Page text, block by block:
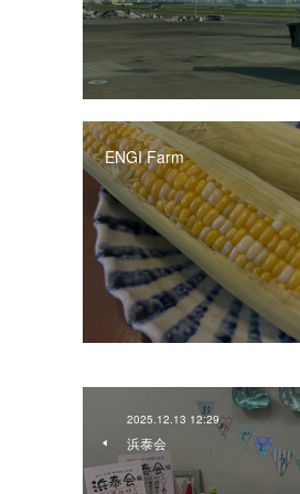
ENGI Farm
2025.12.13 12:29
浜泰会